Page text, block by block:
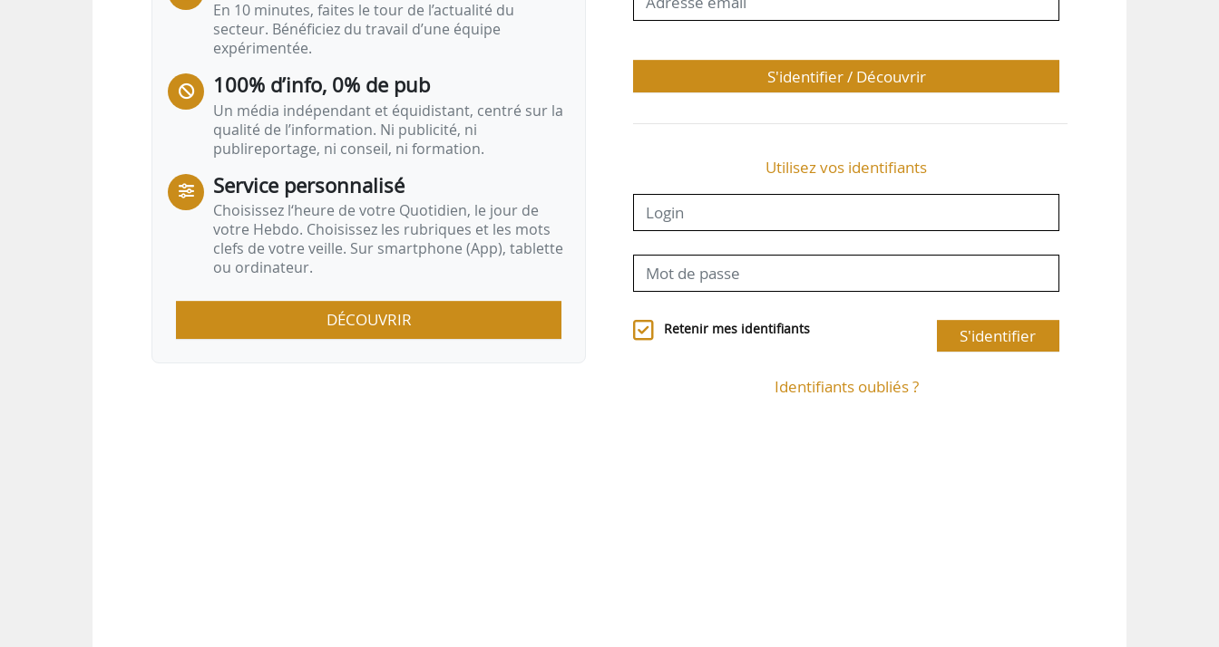
• « S’assurer de la mise en…
En 10 minutes, faites le tour de l’actualité du
secteur. Bénéficiez du travail d’une équipe
expérimentée.
100% d’info, 0% de pub
Un média indépendant et équidistant, centré sur la
qualité de l’information. Ni publicité, ni
publireportage, ni conseil, ni formation.
Service personnalisé
Choisissez l‘heure de votre Quotidien, le jour de
votre Hebdo. Choisissez les rubriques et les mots
clefs de votre veille. Sur smartphone (App), tablette
ou ordinateur.
DÉCOUVRIR
S'identifier / Découvrir
Utilisez vos identifiants
Retenir mes identifiants S'identifier
Identifiants oubliés ?